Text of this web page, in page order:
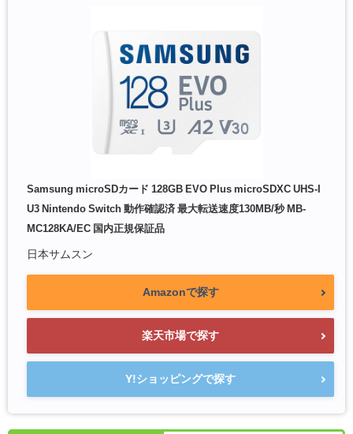
Samsung microSDカード 128GB EVO Plus microSDXC UHS-I
U3 Nintendo Switch 動作確認済 最大転送速度130MB/秒 MB-
MC128KA/EC 国内正規保証品
日本サムスン
Amazonで探す
楽天市場で探す
Y!ショッピングで探す